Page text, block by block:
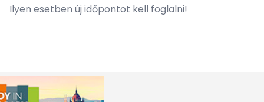
Ilyen esetben új időpontot kell foglalni!